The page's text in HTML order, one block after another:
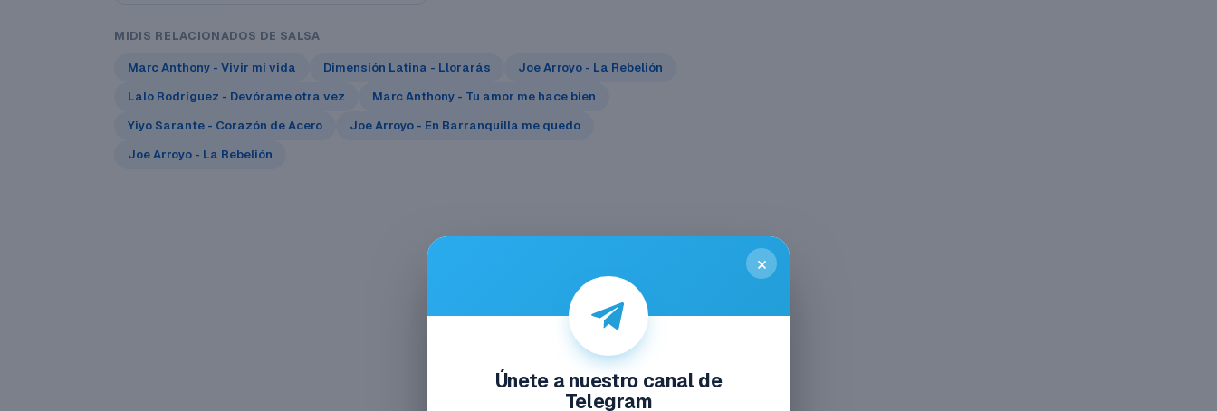
MIDIS RELACIONADOS DE SALSA
Marc Anthony - Vivir mi vida Dimensión Latina - Llorarás
Joe Arroyo - La Rebelión
Lalo Rodríguez - Devórame otra vez
Marc Anthony - Tu amor me hace bien
Yiyo Sarante - Corazón de Acero
Joe Arroyo - En Barranquilla me quedo
Joe Arroyo - La Rebelión
×
Únete a nuestro canal de
Telegram